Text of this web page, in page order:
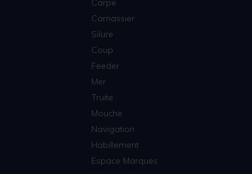
Carpe
Carnassier
Silure
Coup
Feeder
Mer
Truite
Mouche
Navigation
Habillement
Espace Marques